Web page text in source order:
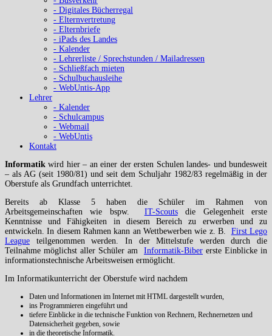
- Digitales Bücherregal
- Elternvertretung
- Elternbriefe
- iPads des Landes
- Kalender
- Lehrerliste / Sprechstunden / Mailadressen
- Schließfach mieten
- Schulbuchausleihe
- WebUntis-App
Lehrer
- Kalender
- Schulcampus
- Webmail
- WebUntis
Kontakt
Informatikwird hier – an einer der ersten Schulen landes- und bundesweit
– als AG (seit 1980/81) und seit dem Schuljahr 1982/83 regelmäßig in der
Oberstufe als Grundfach unterrichtet.
Bereits ab Klasse 5 haben die Schüler im Rahmen von
Arbeitsgemeinschaften wie bspw. IT-Scoutsdie Gelegenheit erste
Kenntnisse und Fähigkeiten in diesem Bereich zu erwerben und zu
entwickeln. In diesem Rahmen kann an Wettbewerben wie z. B. First Lego
League teilgenommen werden. In der Mittelstufe werden durch die
Teilnahme möglichst aller Schüler am Informatik-Biber erste Einblicke in
informationstechnische Arbeitsweisen ermöglicht.
Im Informatikunterricht der Oberstufe wird nachdem
Daten und Informationen im Internet mit HTML dargestellt wurden,
ins Programmieren eingeführt und
tiefere Einblicke in die technische Funktion von Rechnern, Rechnernetzen und
Datensicherheit gegeben, sowie
in die theoretische Informatik.